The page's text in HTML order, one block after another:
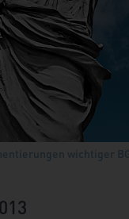
wichtiger